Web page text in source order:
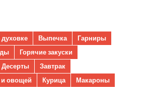
Выпечка
Гарниры
Горячие закуски
Десерты
Завтрак
и овощей
Курица
Макароны